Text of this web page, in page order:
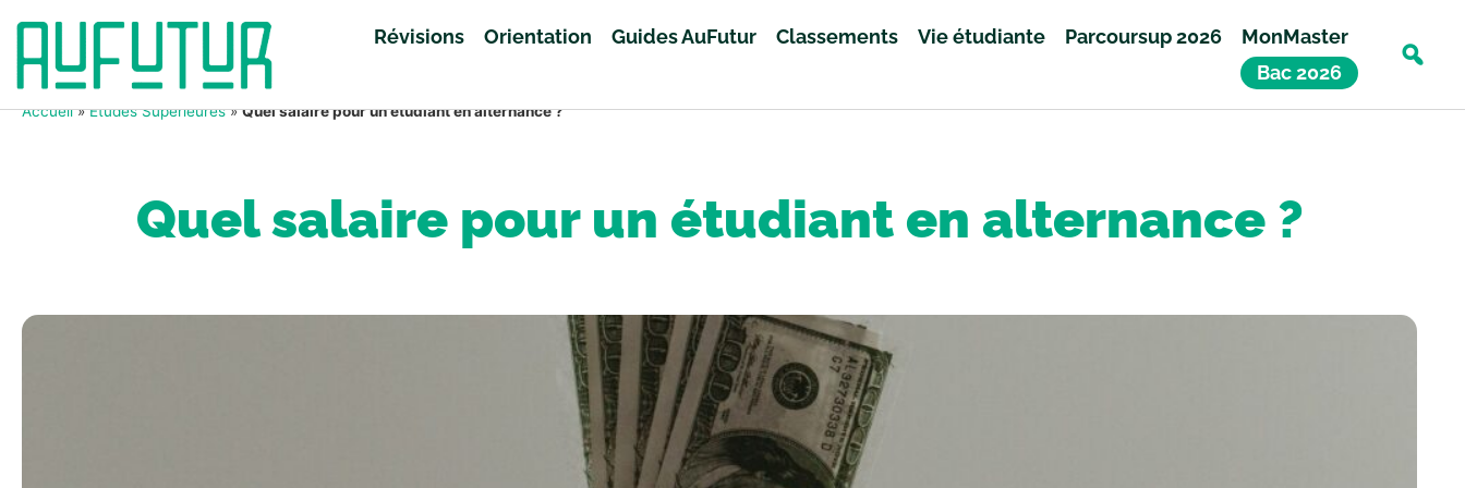
Révisions Orientation Guides AuFutur Classements Vie étudiante Parcoursup 2026
MonMaster
Bac 2026
Accueil»Études Supérieures»Quel salaire pour un étudiant en alternance ?
Quel salaire pour un étudiant en alternance ?